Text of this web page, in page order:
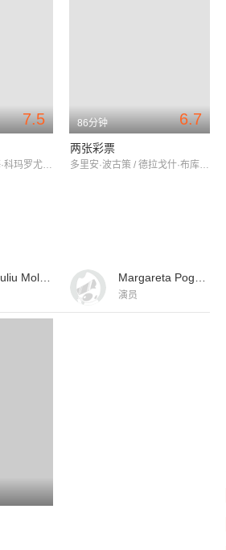
7.5
特奥多·科尔班 / 米海·科玛罗尤 / 托玛·库津
6.7
86分钟
两张彩票
多里安·波古策 / 德拉戈什·布库尔 / 亚历山德鲁-维克多·内姆特亚努
演员